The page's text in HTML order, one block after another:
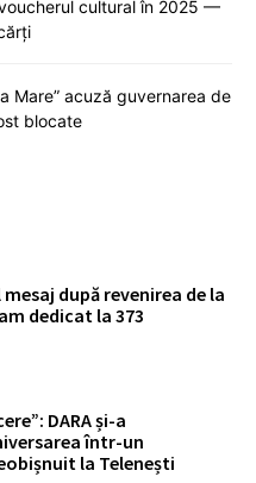
cultural în 2025 —
Mare” acuză guvernarea de
blocate
după revenirea de la
dedicat la 373
DARA și-a
într-un
la Telenești